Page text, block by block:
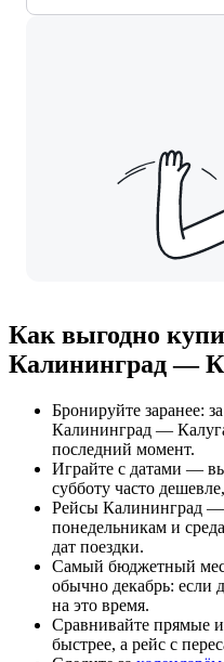
Как выгодно
Калининград —
Бронируйте заранее:
Калининград —
последний момент.
Играйте с датами —
субботу часто
Рейсы Калининград
понедельникам и
дат поездки.
Самый бюджетный
обычно декабрь: если
на это время.
Сравнивайте прямые
быстрее, а рейс с